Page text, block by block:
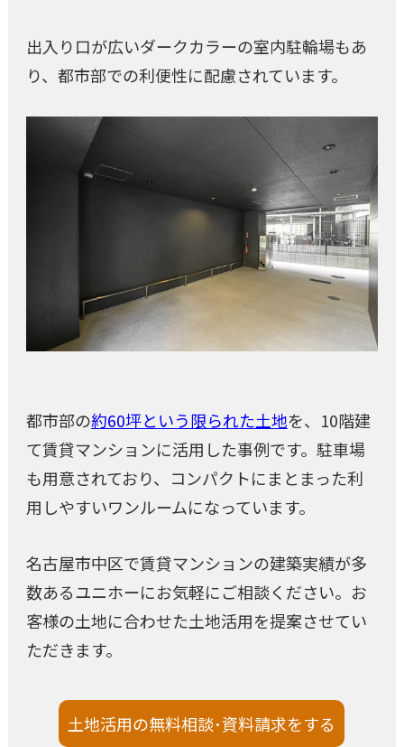
出入り口が広いダークカラーの室内駐輪場もあ
り、都市部での利便性に配慮されています。
都市部の約60坪という限られた土地を、10階建
て賃貸マンションに活用した事例です。駐車場
も用意されており、コンパクトにまとまった利
用しやすいワンルームになっています。
名古屋市中区で賃貸マンションの建築実績が多
数あるユニホーにお気軽にご相談ください。お
客様の土地に合わせた土地活用を提案させてい
ただきます。
土地活用の無料相談･資料請求をする